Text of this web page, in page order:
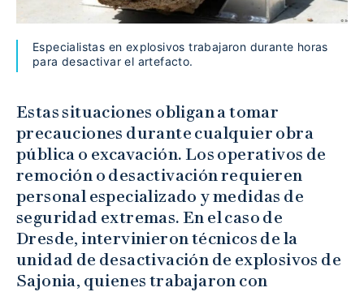
Especialistas en explosivos trabajaron durante horas
para desactivar el artefacto.
Estas situaciones obligan a tomar
precauciones durante cualquier obra
pública o excavación. Los operativos de
remoción o desactivación requieren
personal especializado y medidas de
seguridad extremas. En el caso de
Dresde, intervinieron técnicos de la
unidad de desactivación de explosivos de
Sajonia, quienes trabajaron con